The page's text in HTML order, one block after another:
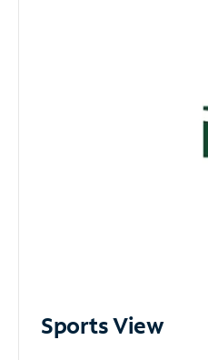
Sports View